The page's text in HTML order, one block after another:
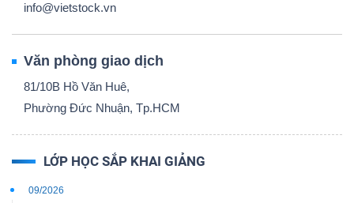
info@vietstock.vn
Văn phòng giao dịch
81/10B Hồ Văn Huê,
Phường Đức Nhuận, Tp.HCM
LỚP HỌC SẮP KHAI GIẢNG
09/2026